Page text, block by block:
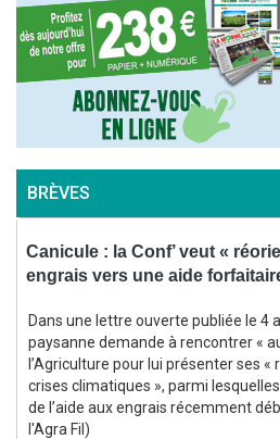
BRÈVES
Canicule : la Conf’ veut «
engrais vers une aide
Dans une lettre ouverte publiée le 4
paysanne demande à rencontrer «
l’Agriculture pour lui présenter ses
crises climatiques », parmi
de l’aide aux engrais récemment
l'Agra Fil)